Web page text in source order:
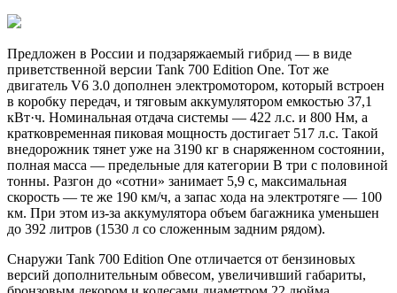
Предложен в России и подзаряжаемый гибрид — в виде
приветственной версии Tank 700 Edition One. Тот же
двигатель V6 3.0 дополнен электромотором, который встроен
в коробку передач, и тяговым аккумулятором емкостью 37,1
кВт·ч. Номинальная отдача системы — 422 л.с. и 800 Нм, а
кратковременная пиковая мощность достигает 517 л.с. Такой
внедорожник тянет уже на 3190 кг в снаряженном состоянии,
полная масса — предельные для категории B три с половиной
тонны. Разгон до «сотни» занимает 5,9 с, максимальная
скорость — те же 190 км/ч, а запас хода на электротяге — 100
км. При этом из-за аккумулятора объем багажника уменьшен
до 392 литров (1530 л со сложенным задним рядом).
Снаружи Tank 700 Edition One отличается от бензиновых
версий дополнительным обвесом, увеличивший габариты,